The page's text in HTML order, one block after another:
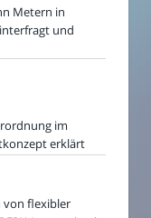
Metern in
und
im
erklärt
flexibler